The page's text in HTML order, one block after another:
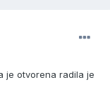
je otvorena radila je